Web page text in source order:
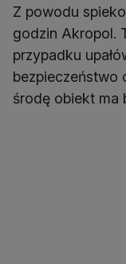
Z powodu
godzin Akropol.
przypadku
bezpieczeństwo
środę obiekt ma